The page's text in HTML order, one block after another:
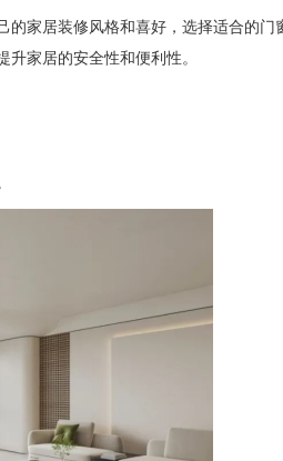
家居装修风格和喜好，选择适合的门
家居的安全性和便利性。